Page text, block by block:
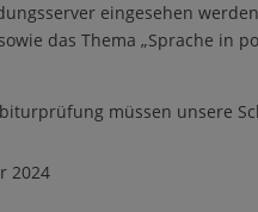
eingesehen werden
das Thema „Sprache in
üfung müssen unsere
2024